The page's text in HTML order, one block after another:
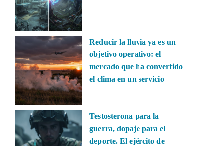
Reducir la lluvia ya es un
objetivo operativo: el
mercado que ha convertido
el clima en un servicio
Testosterona para la
guerra, dopaje para el
deporte. El ejército de